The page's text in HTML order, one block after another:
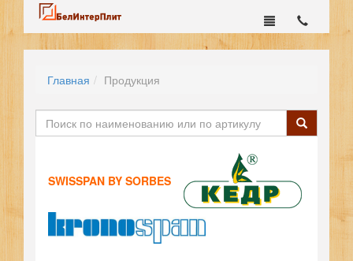
Главная Продукция
SWISSPAN BY SORBES